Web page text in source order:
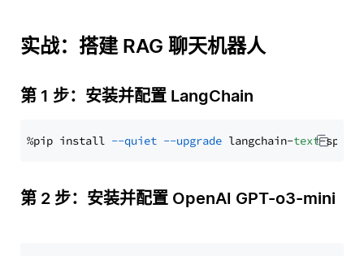
实战：搭建 RAG 聊天机器人
第 1 步：安装并配置 LangChain
%pip install --quiet --upgrade langchain-text
第 2 步：安装并配置 OpenAI GPT-o3-mini